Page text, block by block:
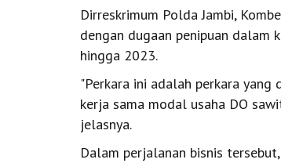
Dirreskrimum Polda Jambi,
dengan dugaan penipuan dalam
hingga 2023.
"Perkara ini adalah perkara
kerja sama modal usaha DO
jelasnya.
Dalam perjalanan bisnis